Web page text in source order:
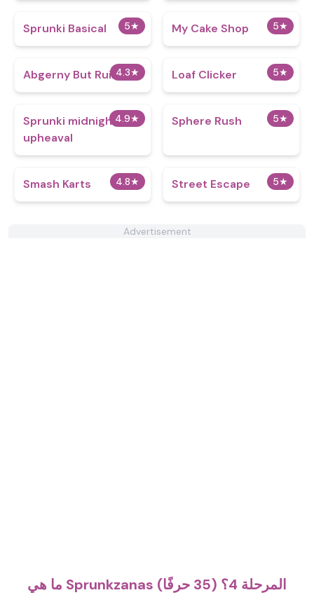
5★
Sprunki Basical 5★
My Cake Shop
4.3★
Abgerny But Ruined 5★
Loaf Clicker
4.9★
Sprunki midnight
upheaval
5★
Sphere Rush
4.8★
Smash Karts 5★
Street Escape
Advertisement
ما هي Sprunkzanas المرحلة 4؟ (35 حرفًا)